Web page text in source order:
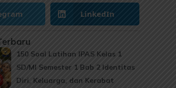
LinkedIn
150 Soal Latihan IPAS Kelas 1
SD/MI Semester 1 Bab 2 Identitas
Diri, Keluarga, dan Kerabat